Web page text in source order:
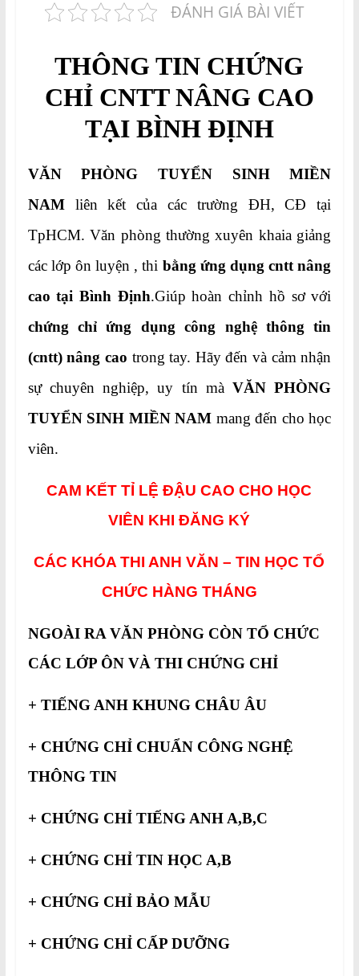
ĐÁNH GIÁ BÀI VIẾT
THÔNG TIN CHỨNG
CHỈ CNTT NÂNG CAO
TẠI BÌNH ĐỊNH
VĂN PHÒNG TUYỂN SINH MIỀN
NAMliên kết của các trường ĐH, CĐ tại
TpHCM. Văn phòng thường xuyên khaia giảng
các lớp ôn luyện , thi bằng ứng dụng cntt nâng
cao tại Bình Định.Giúp hoàn chỉnh hồ sơ với
chứng chỉ ứng dụng công nghệ thông tin
(cntt) nâng cao trong tay. Hãy đến và cảm nhận
sự chuyên nghiệp, uy tín màVĂN PHÒNG
TUYỂN SINH MIỀN NAM mang đến cho học
viên.
CAM KẾT TỈ LỆ ĐẬU CAO CHO HỌC
VIÊN KHI ĐĂNG KÝ
CÁC KHÓA THI ANH VĂN – TIN HỌC TỔ
CHỨC HÀNG THÁNG
NGOÀI RA VĂN PHÒNG CÒN TỔ CHỨC
CÁC LỚP ÔN VÀ THI CHỨNG CHỈ
+ TIẾNG ANH KHUNG CHÂU ÂU
+ CHỨNG CHỈ CHUẨN CÔNG NGHỆ
THÔNG TIN
+ CHỨNG CHỈ TIẾNG ANH A,B,C
+ CHỨNG CHỈ TIN HỌC A,B
+ CHỨNG CHỈ BẢO MẪU
+ CHỨNG CHỈ CẤP DƯỠNG